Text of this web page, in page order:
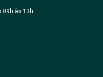
09h às 13h